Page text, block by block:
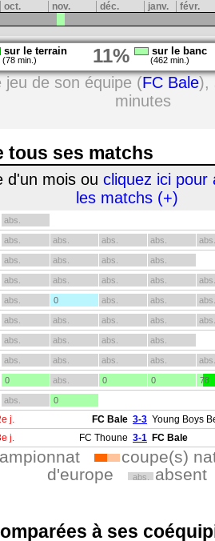
oct. nov. déc. janv. févr.
sur le terrain
(78 min.) 11% sur le banc
(462 min.)
jeu de son équipe (FC Bale),
minutes
tous ses matchs
d'un mois ou cliquez ici pour
les matchs (+)
abs.
abs. abs. abs. abs. abs.
abs. abs. abs. abs.
abs. abs. abs. abs. abs.
abs. 0 abs. abs. abs.
abs. abs. abs. abs. abs.
abs. abs. abs. abs.
abs. abs. abs. abs. abs.
0 abs. 0 0 78
abs. 0
j. FC Bale 3-3 Young Boys
j. FC Thoune 3-1 FC Bale
coupe(s)
d'europe
abs. absent
à ses